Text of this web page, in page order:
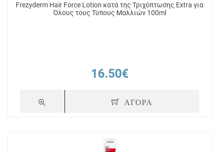
Frezyderm Hair Force Lotion κατά της Τριχόπτωσης Extra για
Όλους τους Τύπους Μαλλιών 100ml
16.50€
ΑΓΟΡΑ